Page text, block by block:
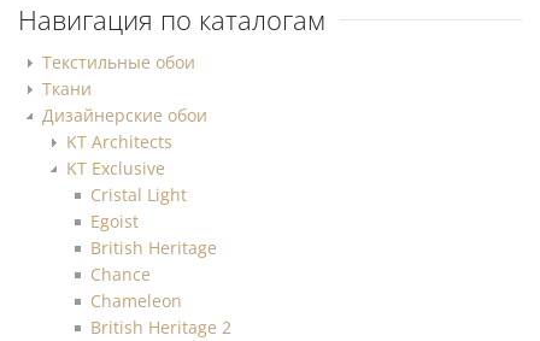
Навигация по каталогам
Текстильные обои
Ткани
Дизайнерские обои
KT Architects
KT Exclusive
Cristal Light
Egoist
British Heritage
Chance
Chameleon
British Heritage 2